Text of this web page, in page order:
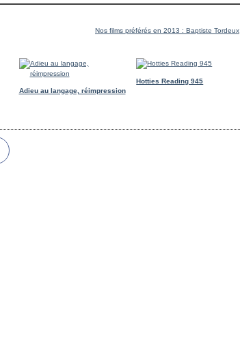
Nos films préférés en 2013 : Baptiste Tordeux
Adieu au langage, réimpression
Hotties Reading 945